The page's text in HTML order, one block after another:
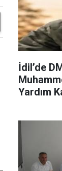
İdil’de
Yardım